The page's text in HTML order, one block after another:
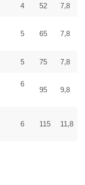
4 52 7,8
5 65 7,8
5 75 7,8
6
95 9,8
6 115 11,8